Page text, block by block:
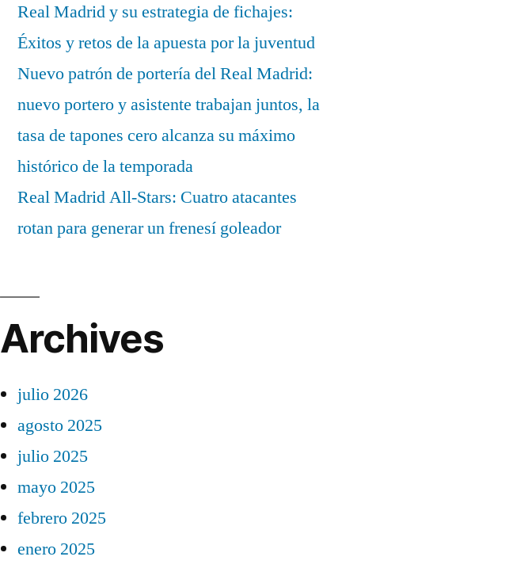
Real Madrid y su estrategia de fichajes:
Éxitos y retos de la apuesta por la juventud
Nuevo patrón de portería del Real Madrid:
nuevo portero y asistente trabajan juntos, la
tasa de tapones cero alcanza su máximo
histórico de la temporada
Real Madrid All-Stars: Cuatro atacantes
rotan para generar un frenesí goleador
Archives
julio 2026
agosto 2025
julio 2025
mayo 2025
febrero 2025
enero 2025